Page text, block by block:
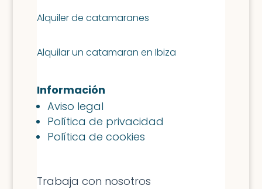
Alquiler de catamaranes
Alquilar un catamaran en Ibiza
Información
Aviso legal
Política de privacidad
Política de cookies
Trabaja con nosotros